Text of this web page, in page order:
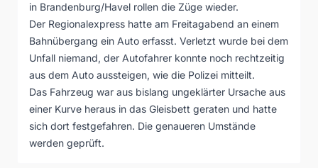
in Brandenburg/Havel rollen die Züge wieder.
Der Regionalexpress hatte am Freitagabend an einem
Bahnübergang ein Auto erfasst. Verletzt wurde bei dem
Unfall niemand, der Autofahrer konnte noch rechtzeitig
aus dem Auto aussteigen, wie die Polizei mitteilt.
Das Fahrzeug war aus bislang ungeklärter Ursache aus
einer Kurve heraus in das Gleisbett geraten und hatte
sich dort festgefahren. Die genaueren Umstände
werden geprüft.